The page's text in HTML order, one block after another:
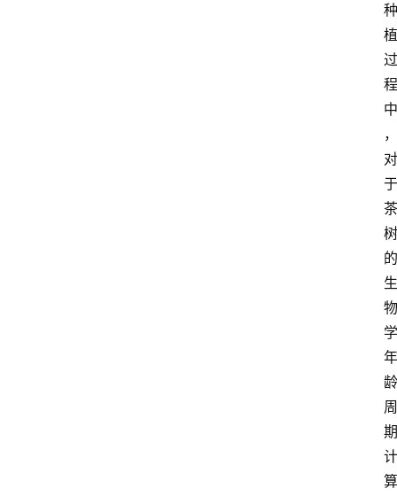
种
植
过
程
中
，
对
于
茶
树
的
生
物
学
年
龄
周
期
计
算